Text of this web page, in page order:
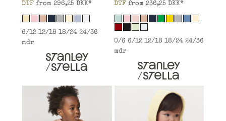
DTF from 296,25 DKK*
6/12 12/18 18/24 24/36
mdr
DTFfrom 236,25 DKK*
0/6 6/12 12/18 18/24 24/36
mdr